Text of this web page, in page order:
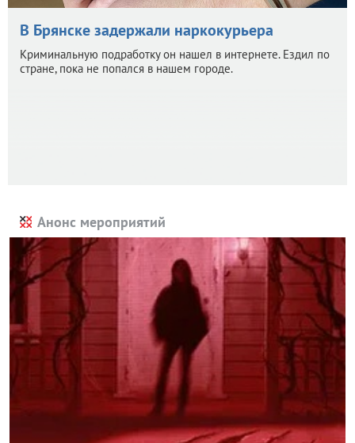
В Брянске задержали наркокурьера
Криминальную подработку он нашел в интернете. Ездил по
стране, пока не попался в нашем городе.
Анонс мероприятий